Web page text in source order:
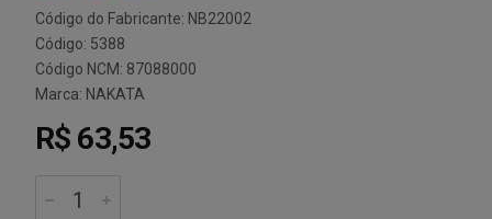
Código do Fabricante: NB22002
Código: 5388
Código NCM: 87088000
Marca: NAKATA
R$ 63,53